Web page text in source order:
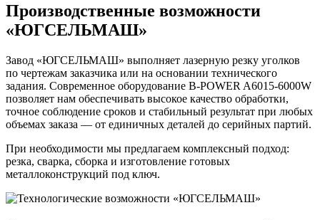
Производственные возможности
«‎ЮГСЕЛЬМАШ»
Завод «ЮГСЕЛЬМАШ» выполняет лазерную резку уголков
по чертежам заказчика или на основании технического
задания. Современное оборудование B-POWER A6015-6000W
позволяет нам обеспечивать высокое качество обработки,
точное соблюдение сроков и стабильный результат при любых
объемах заказа — от единичных деталей до серийных партий.
При необходимости мы предлагаем комплексный подход:
резка, сварка, сборка и изготовление готовых
металлоконструкций под ключ.